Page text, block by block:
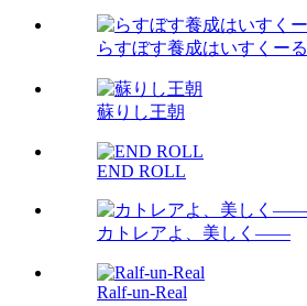
らすぼす養成はいすくーる
蘇りし王朝
END ROLL
カトレアよ、美しく――
Ralf-un-Real